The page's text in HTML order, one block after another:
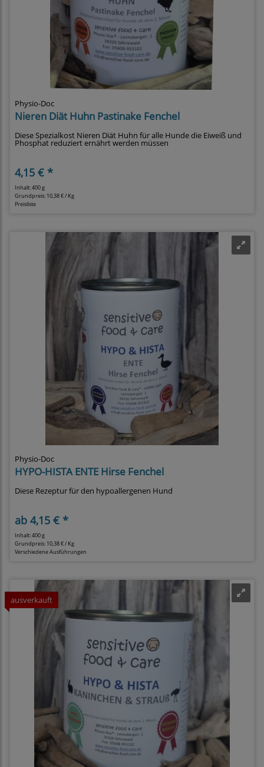
Physio-Doc
Nieren Diät Huhn Pastinake Fenchel
Diese Spezialkost Nieren Diät Huhn für alle Hunde die Eiweiß und
Phosphat reduziert ernährt werden müssen
4,15 € *
Inhalt: 400 g
Grundpreis: 10,38 € / Kg
Preisliste
Physio-Doc
HYPO-HISTA ENTE Hirse Fenchel
Diese Rezeptur für den hypoallergenen Hund
ab 4,15 € *
Inhalt: 400 g
Grundpreis: 10,38 € / Kg
Verschiedene Ausführungen
ausverkauft